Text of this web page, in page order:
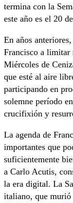
termina con la
este año es el 20
En años
Francisco a limitar
Miércoles de
que esté al aire
participando en
solemne período
crucifixión y
La agenda de
importantes que
suficientemente
a Carlo Acutis,
la era digital. La
italiano, que murió